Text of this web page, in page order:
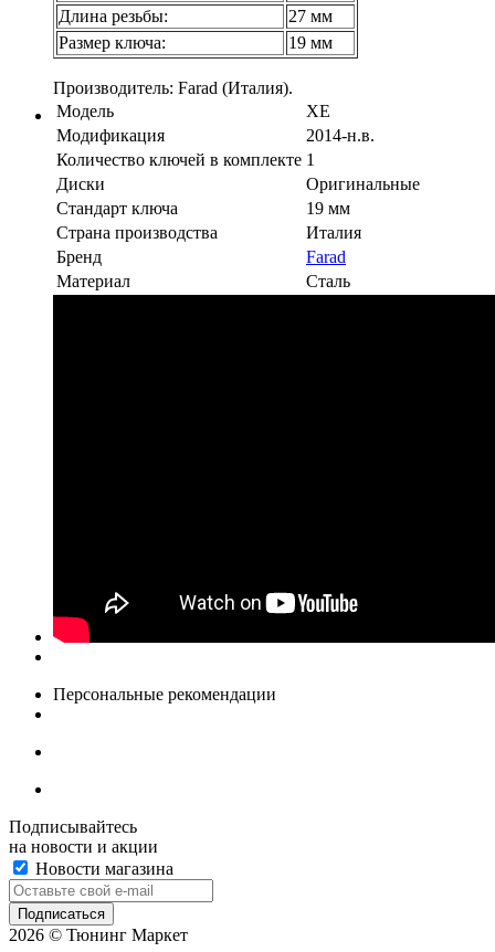
Длина резьбы:
27 мм
Размер ключа:
19 мм
Производитель: Farad (Италия).
Модель
XE
Модификация
2014-н.в.
Количество ключей в комплекте 1
Диски
Оригинальные
Стандарт ключа
19 мм
Страна производства
Италия
Бренд
Farad
Материал
Сталь
Персональные рекомендации
Подписывайтесь
на новости и акции
Новости магазина
2026 © Тюнинг Маркет